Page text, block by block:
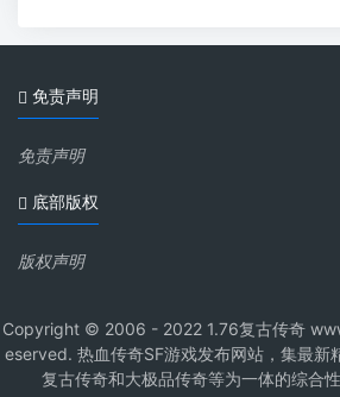
免责声明
免责声明
底部版权
版权声明
Copyright © 2006 - 2022 1.76复古传奇
eserved. 热血传奇SF游戏发布网站，集最新
复古传奇和大极品传奇等为一体的综合